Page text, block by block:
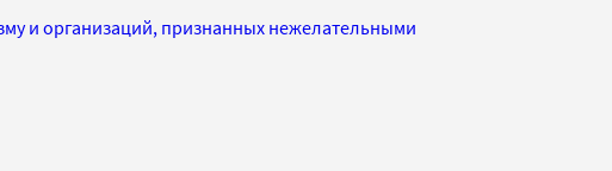
и организаций, признанных нежелательными